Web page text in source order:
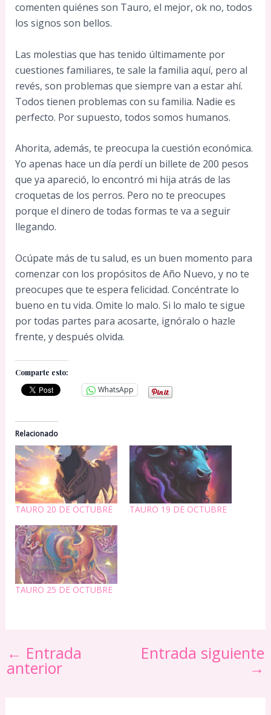
comenten quiénes son Tauro, el mejor, ok no, todos
los signos son bellos.
Las molestias que has tenido últimamente por
cuestiones familiares, te sale la familia aquí, pero al
revés, son problemas que siempre van a estar ahí.
Todos tienen problemas con su familia. Nadie es
perfecto. Por supuesto, todos somos humanos.
Ahorita, además, te preocupa la cuestión económica.
Yo apenas hace un día perdí un billete de 200 pesos
que ya apareció, lo encontró mi hija atrás de las
croquetas de los perros. Pero no te preocupes
porque el dinero de todas formas te va a seguir
llegando.
Ocúpate más de tu salud, es un buen momento para
comenzar con los propósitos de Año Nuevo, y no te
preocupes que te espera felicidad. Concéntrate lo
bueno en tu vida. Omite lo malo. Si lo malo te sigue
por todas partes para acosarte, ignóralo o hazle
frente, y después olvida.
Comparte esto:
WhatsApp
Relacionado
TAURO 20 DE OCTUBRE TAURO 19 DE OCTUBRE
TAURO 25 DE OCTUBRE
← Entrada
anterior
Entrada siguiente
→